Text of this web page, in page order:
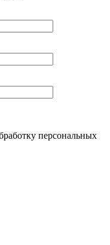
персональных